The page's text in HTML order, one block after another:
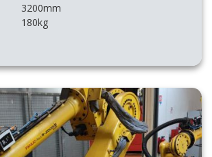
3200mm
180kg